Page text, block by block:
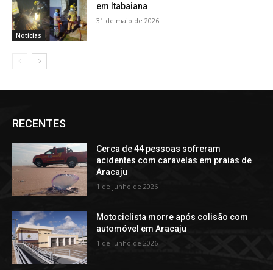
Noticias
em Itabaiana
31 de maio de 2026
RECENTES
Cerca de 44 pessoas sofreram
acidentes com caravelas em praias de
Aracaju
1 de junho de 2026
Motociclista morre após colisão com
automóvel em Aracaju
1 de junho de 2026